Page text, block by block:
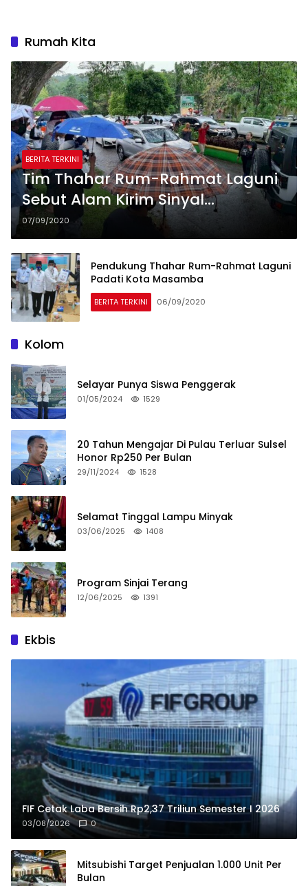
Rumah Kita
BERITA TERKINI
Tim Thahar Rum-Rahmat Laguni
Sebut Alam Kirim Sinyal
Kemenangan Saat Mendaftar Di
KPU Lutra
07/09/2020
Pendukung Thahar Rum-Rahmat Laguni
Padati Kota Masamba
BERITA TERKINI 06/09/2020
Kolom
Selayar Punya Siswa Penggerak
01/05/2024 1529
20 Tahun Mengajar Di Pulau Terluar Sulsel
Honor Rp250 Per Bulan
29/11/2024 1528
Selamat Tinggal Lampu Minyak
03/06/2025 1408
Program Sinjai Terang
12/06/2025 1391
Ekbis
FIF Cetak Laba Bersih Rp2,37 Triliun Semester I 2026
03/08/2026 0
Mitsubishi Target Penjualan 1.000 Unit Per
Bulan